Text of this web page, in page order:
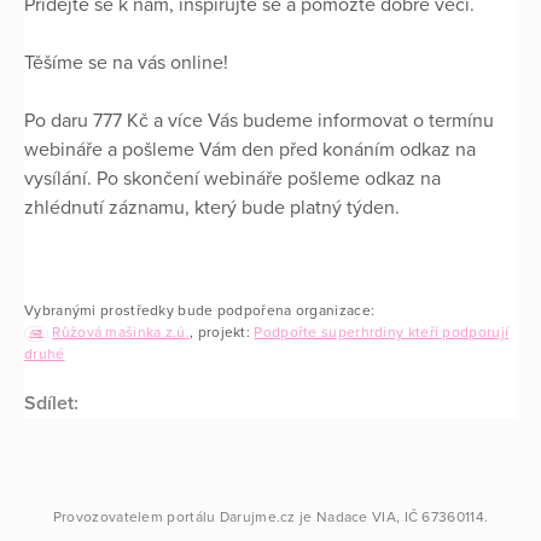
Přidejte se k nám, inspirujte se a pomozte dobré věci.
Těšíme se na vás online!
Po daru 777 Kč a více Vás budeme informovat o termínu
webináře a pošleme Vám den před konáním odkaz na
vysílání. Po skončení webináře pošleme odkaz na
zhlédnutí záznamu, který bude platný týden.
Vybranými prostředky bude podpořena organizace:
Růžová mašinka z.ú., projekt: Podpořte superhrdiny kteří podporují
druhé
Sdílet:
Provozovatelem portálu Darujme.cz je Nadace VIA, IČ 67360114.